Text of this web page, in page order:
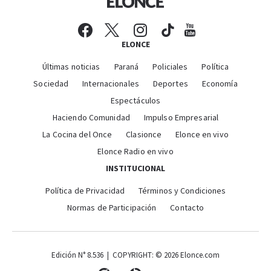
ELONCE
Últimas noticias Paraná Policiales
Política
Sociedad
Internacionales Deportes
Economía
Espectáculos
Haciendo Comunidad
Impulso Empresarial
La Cocina del Once
Clasionce
Elonce en vivo
Elonce Radio en vivo
INSTITUCIONAL
Política de Privacidad
Términos y Condiciones
Normas de Participación
Contacto
Edición N° 8.536 | COPYRIGHT: © 2026 Elonce.com